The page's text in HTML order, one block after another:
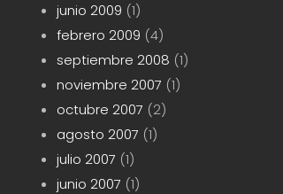
junio 2009 (1)
febrero 2009 (4)
septiembre 2008 (1)
noviembre 2007 (1)
octubre 2007 (2)
agosto 2007 (1)
julio 2007 (1)
junio 2007 (1)